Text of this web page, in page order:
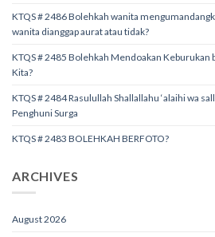
KTQS # 2486 Bolehkah wanita
wanita dianggap aurat atau tidak?
KTQS # 2485 Bolehkah Mendoakan Keburukan
Kita?
KTQS # 2484 Rasulullah Shallallahu ‘alaihi wa
Penghuni Surga
KTQS # 2483 BOLEHKAH BERFOTO?
ARCHIVES
August 2026